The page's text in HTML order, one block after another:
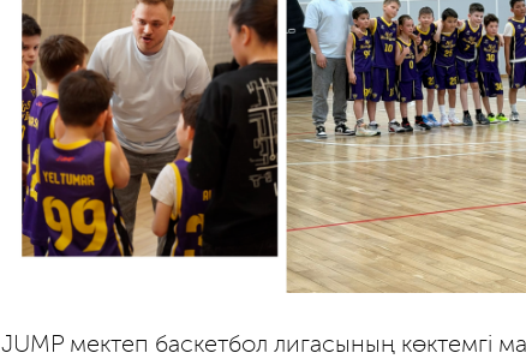
JUMP мектеп баскетбол лигасының көктемгі